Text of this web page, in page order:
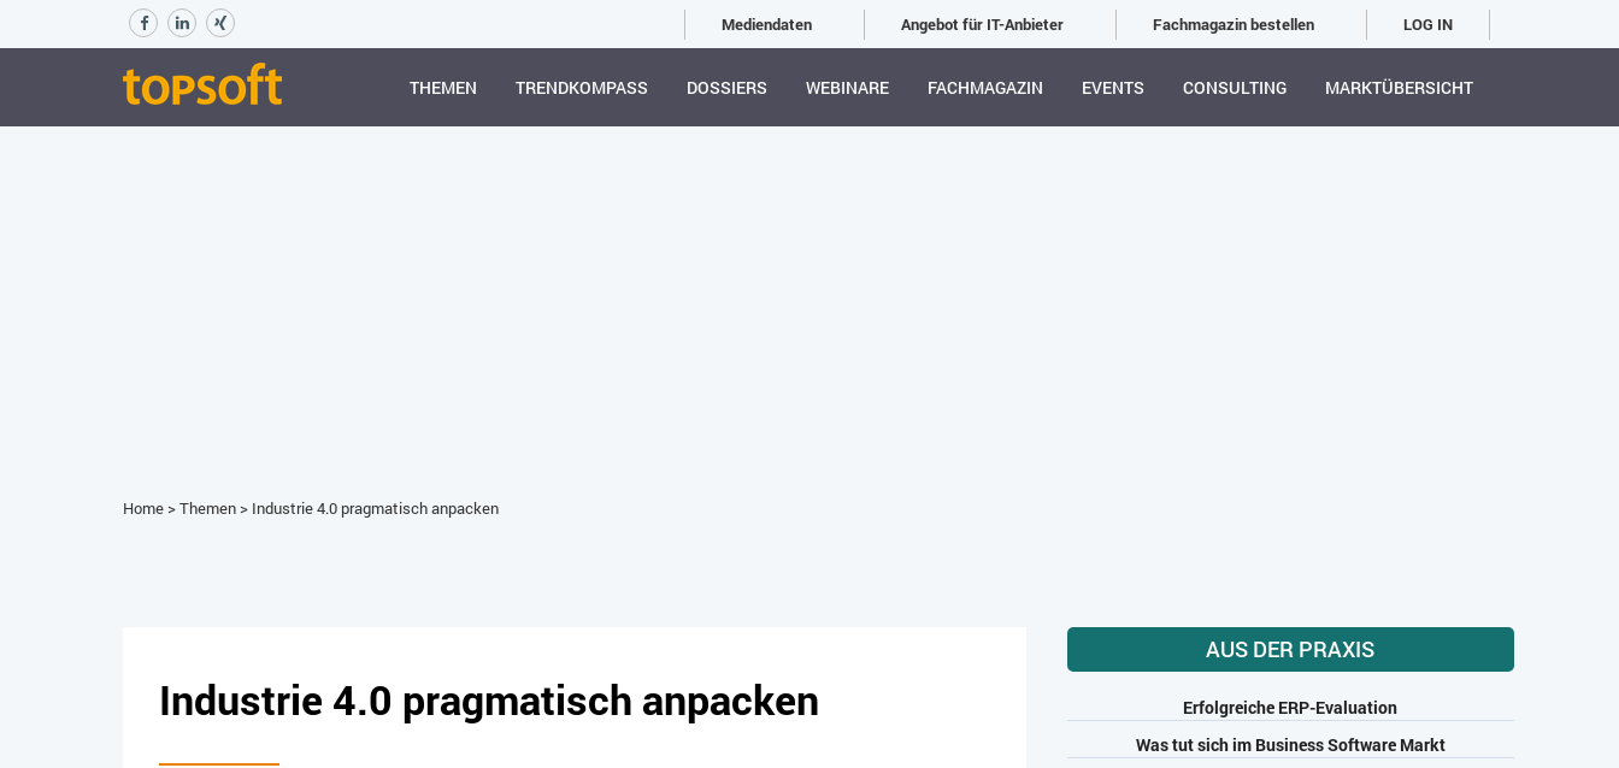
Mediendaten Angebot für IT-Anbieter Fachmagazin bestellen LOG IN
THEMEN TRENDKOMPASS DOSSIERS WEBINARE FACHMAGAZIN EVENTS CONSULTING MARKTÜBERSICHT
Home>Themen> Industrie 4.0 pragmatisch anpacken
Industrie 4.0 pragmatisch anpacken
AUS DER PRAXIS
Erfolgreiche ERP-Evaluation
Was tut sich im Business Software Markt